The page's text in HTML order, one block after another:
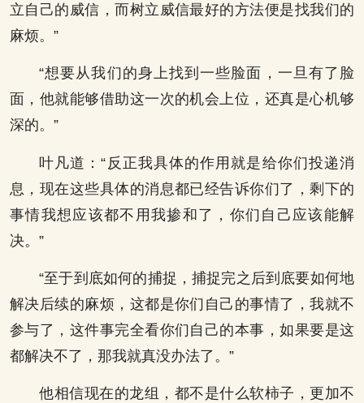
立自己的威信，而树立威信最好的方法便是找我们的
麻烦。”
“想要从我们的身上找到一些脸面，一旦有了脸
面，他就能够借助这一次的机会上位，还真是心机够
深的。”
叶凡道：“反正我具体的作用就是给你们投递消
息，现在这些具体的消息都已经告诉你们了，剩下的
事情我想应该都不用我掺和了，你们自己应该能解
决。”
“至于到底如何的捕捉，捕捉完之后到底要如何地
解决后续的麻烦，这都是你们自己的事情了，我就不
参与了，这件事完全看你们自己的本事，如果要是这
都解决不了，那我就真没办法了。”
他相信现在的龙组，都不是什么软柿子，更加不